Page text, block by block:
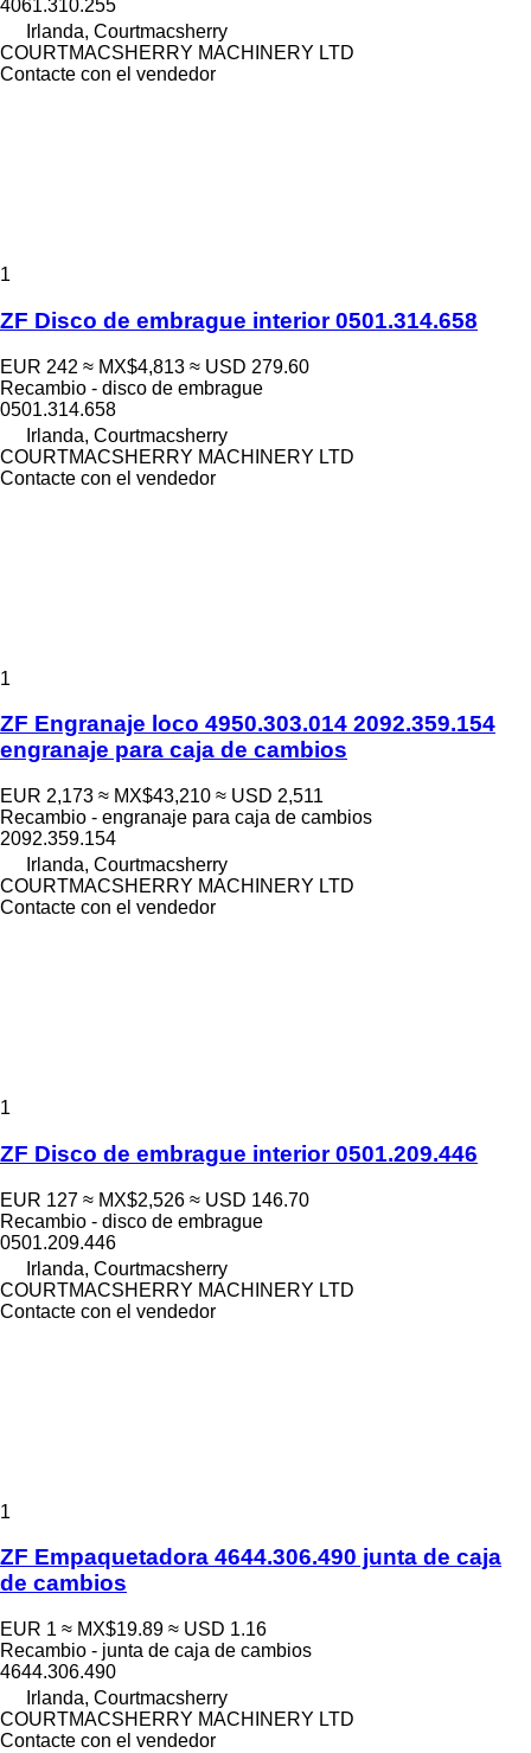
4061.310.255
Irlanda, Courtmacsherry
COURTMACSHERRY MACHINERY LTD
Contacte con el vendedor
1
ZF Disco de embrague interior 0501.314.658
EUR 242 ≈ MX$4,813 ≈ USD 279.60
Recambio - disco de embrague
0501.314.658
Irlanda, Courtmacsherry
COURTMACSHERRY MACHINERY LTD
Contacte con el vendedor
1
ZF Engranaje loco 4950.303.014 2092.359.154
engranaje para caja de cambios
EUR 2,173 ≈ MX$43,210 ≈ USD 2,511
Recambio - engranaje para caja de cambios
2092.359.154
Irlanda, Courtmacsherry
COURTMACSHERRY MACHINERY LTD
Contacte con el vendedor
1
ZF Disco de embrague interior 0501.209.446
EUR 127 ≈ MX$2,526 ≈ USD 146.70
Recambio - disco de embrague
0501.209.446
Irlanda, Courtmacsherry
COURTMACSHERRY MACHINERY LTD
Contacte con el vendedor
1
ZF Empaquetadora 4644.306.490 junta de caja
de cambios
EUR 1 ≈ MX$19.89 ≈ USD 1.16
Recambio - junta de caja de cambios
4644.306.490
Irlanda, Courtmacsherry
COURTMACSHERRY MACHINERY LTD
Contacte con el vendedor